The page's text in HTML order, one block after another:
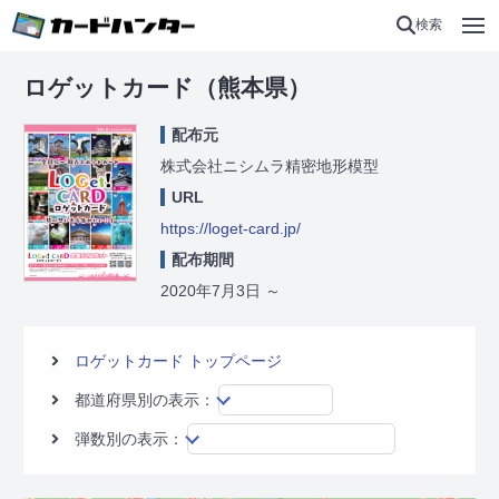
検索
ロゲットカード（熊本県）
配布元
株式会社ニシムラ精密地形模型
URL
https://loget-card.jp/
配布期間
2020年7月3日 ～
ロゲットカード トップページ
都道府県別の表示：
弾数別の表示：